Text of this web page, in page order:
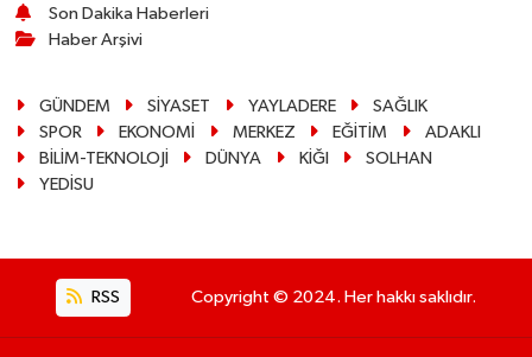
Son Dakika Haberleri
Haber Arşivi
GÜNDEM SİYASET YAYLADERE
SAĞLIK
SPOR
EKONOMİ MERKEZ EĞİTİM
ADAKLI
BİLİM-TEKNOLOJİ
DÜNYA KİĞI
SOLHAN
YEDİSU
RSS Copyright © 2024. Her hakkı saklıdır.